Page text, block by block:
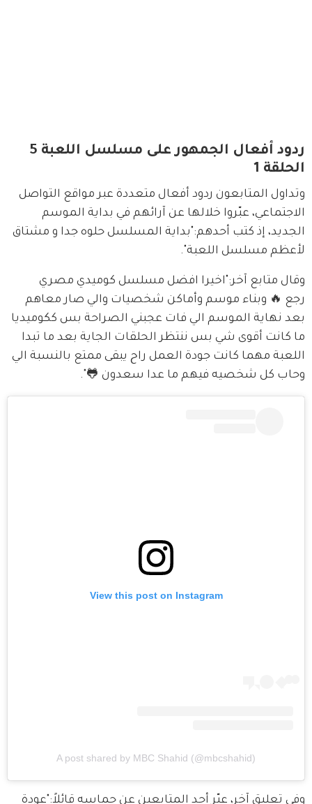
ردود أفعال الجمهور على مسلسل اللعبة 5
الحلقة 1
وتداول المتابعون ردود أفعال متعددة عبر مواقع التواصل
الاجتماعي، عبّروا خلالها عن آرائهم في بداية الموسم
الجديد، إذ كتب أحدهم:"بداية المسلسل حلوه جدا و مشتاق
لأعظم مسلسل اللعبة".
وقال متابع آخر:"اخيرا افضل مسلسل كوميدي مصري
رجع 🔥 وبناء موسم وأماكن شخصيات والي صار معاهم
بعد نهاية الموسم الي فات عجبني الصراحة بس ككوميديا
ما كانت أقوى شي بس ننتظر الحلقات الجاية بعد ما تبدا
اللعبة مهما كانت جودة العمل راح يبقى ممتع بالنسبة الي
وحاب كل شخصيه فيهم ما عدا سعدون 🐸".
View this post on Instagram
A post shared by MBC Shahid (@mbcshahid)
وفي تعليق آخر، عبّر أحد المتابعين عن حماسه قائلاً:"عودة